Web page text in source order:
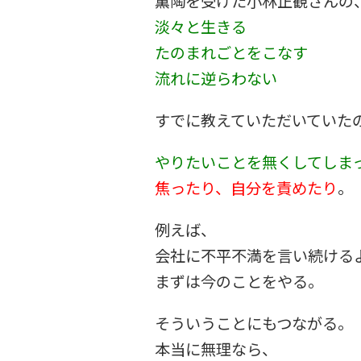
淡々と生きる
たのまれごとをこなす
流れに逆らわない
すでに教えていただいていた
やりたいことを無くしてしま
焦ったり、自分を責めたり。
例えば、
会社に不平不満を言い続ける
まずは今のことをやる。
そういうことにもつながる。
本当に無理なら、